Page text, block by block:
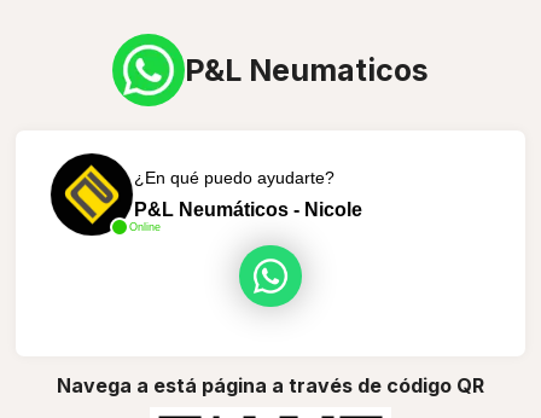
P&L Neumaticos
Online
¿En qué puedo ayudarte?
P&L Neumáticos - Nicole
Navega a está página a través de código QR